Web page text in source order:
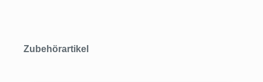
Produktgalerie überspringen
Zubehörartikel